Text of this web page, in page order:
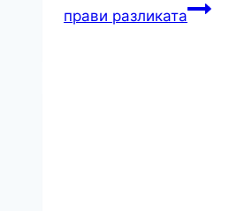
прави разликата